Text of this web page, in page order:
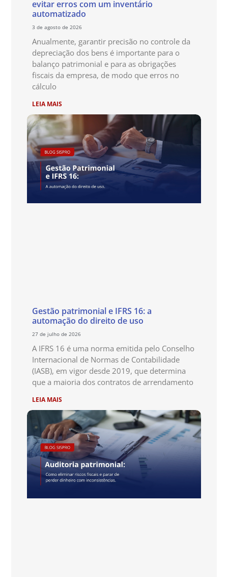
evitar erros com um inventário
automatizado
3 de agosto de 2026
Anualmente, garantir precisão no controle da
depreciação dos bens é importante para o
balanço patrimonial e para as obrigações
fiscais da empresa, de modo que erros no
cálculo
LEIA MAIS
Gestão patrimonial e IFRS 16: a
automação do direito de uso
27 de julho de 2026
A IFRS 16 é uma norma emitida pelo Conselho
Internacional de Normas de Contabilidade
(IASB), em vigor desde 2019, que determina
que a maioria dos contratos de arrendamento
LEIA MAIS